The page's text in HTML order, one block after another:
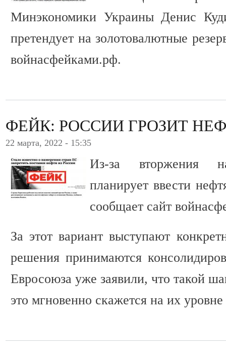
Минэкономики Украины Денис
претендует на золотовалютные
войнасфейками.рф.
ФЕЙК: РОССИИ ГРОЗИТ
22 марта, 2022 - 15:35
Из-за вторжения
планирует ввести
сообщает сайт
За этот вариант выступают
решения принимаются
Евросоюза уже заявили, что такой
это мгновенно скажется на их